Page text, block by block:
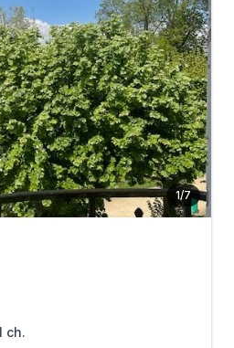
1/7
ch.